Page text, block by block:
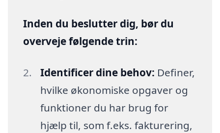
Inden du beslutter dig, bør du
overveje følgende trin:
Identificer dine behov: Definer,
hvilke økonomiske opgaver og
funktioner du har brug for
hjælp til, som f.eks. fakturering,